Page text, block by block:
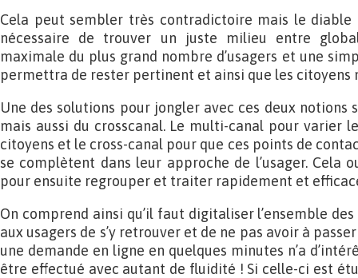
Cela peut sembler très contradictoire mais le
nécessaire de trouver un juste milieu entre
maximale du plus grand nombre d’usagers et une
permettra de rester pertinent et ainsi que les citoyens
Une des solutions pour jongler avec ces deux
mais aussi du crosscanal. Le multi-canal pour varier
citoyens et le cross-canal pour que ces points de
se complètent dans leur approche de l’usager. Cela
pour ensuite regrouper et traiter rapidement et
On comprend ainsi qu’il faut digitaliser l’ensemble
aux usagers de s’y retrouver et de ne pas avoir à
une demande en ligne en quelques minutes n’a
être effectué avec autant de fluidité ! Si celle-ci est